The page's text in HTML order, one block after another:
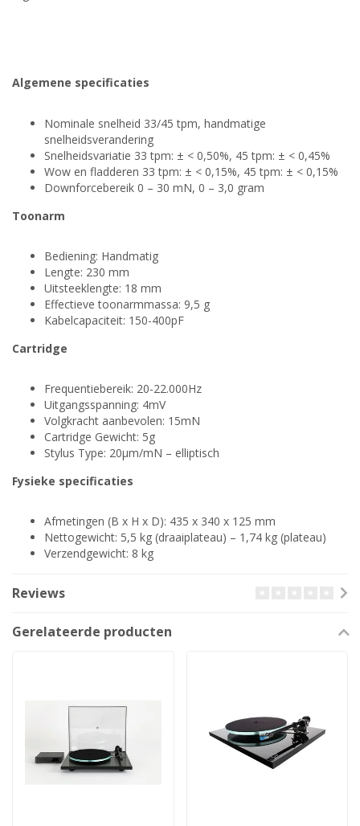
Algemene specificaties
Nominale snelheid 33/45 tpm, handmatige
snelheidsverandering
Snelheidsvariatie 33 tpm: ± < 0,50%, 45 tpm: ± < 0,45%
Wow en fladderen 33 tpm: ± < 0,15%, 45 tpm: ± < 0,15%
Downforcebereik 0 – 30 mN, 0 – 3,0 gram
Toonarm
Bediening: Handmatig
Lengte: 230 mm
Uitsteeklengte: 18 mm
Effectieve toonarmmassa: 9,5 g
Kabelcapaciteit: 150-400pF
Cartridge
Frequentiebereik: 20-22.000Hz
Uitgangsspanning: 4mV
Volgkracht aanbevolen: 15mN
Cartridge Gewicht: 5g
Stylus Type: 20μm/mN – elliptisch
Fysieke specificaties
Afmetingen (B x H x D): 435 x 340 x 125 mm
Nettogewicht: 5,5 kg (draaiplateau) – 1,74 kg (plateau)
Verzendgewicht: 8 kg
Reviews
Gerelateerde producten